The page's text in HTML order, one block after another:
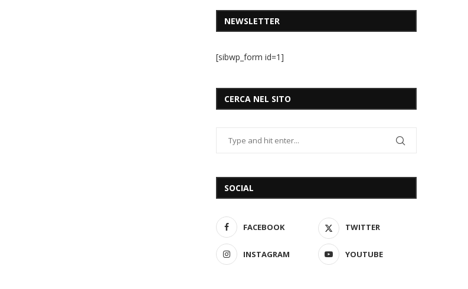
NEWSLETTER
[sibwp_form id=1]
CERCA NEL SITO
SOCIAL
FACEBOOK TWITTER
INSTAGRAM YOUTUBE